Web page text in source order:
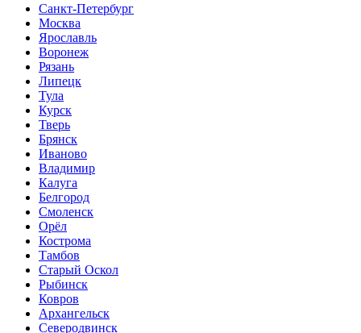
Санкт-Петербург
Москва
Ярославль
Воронеж
Рязань
Липецк
Тула
Курск
Тверь
Брянск
Иваново
Владимир
Калуга
Белгород
Смоленск
Орёл
Кострома
Тамбов
Старый Оскол
Рыбинск
Ковров
Архангельск
Северодвинск